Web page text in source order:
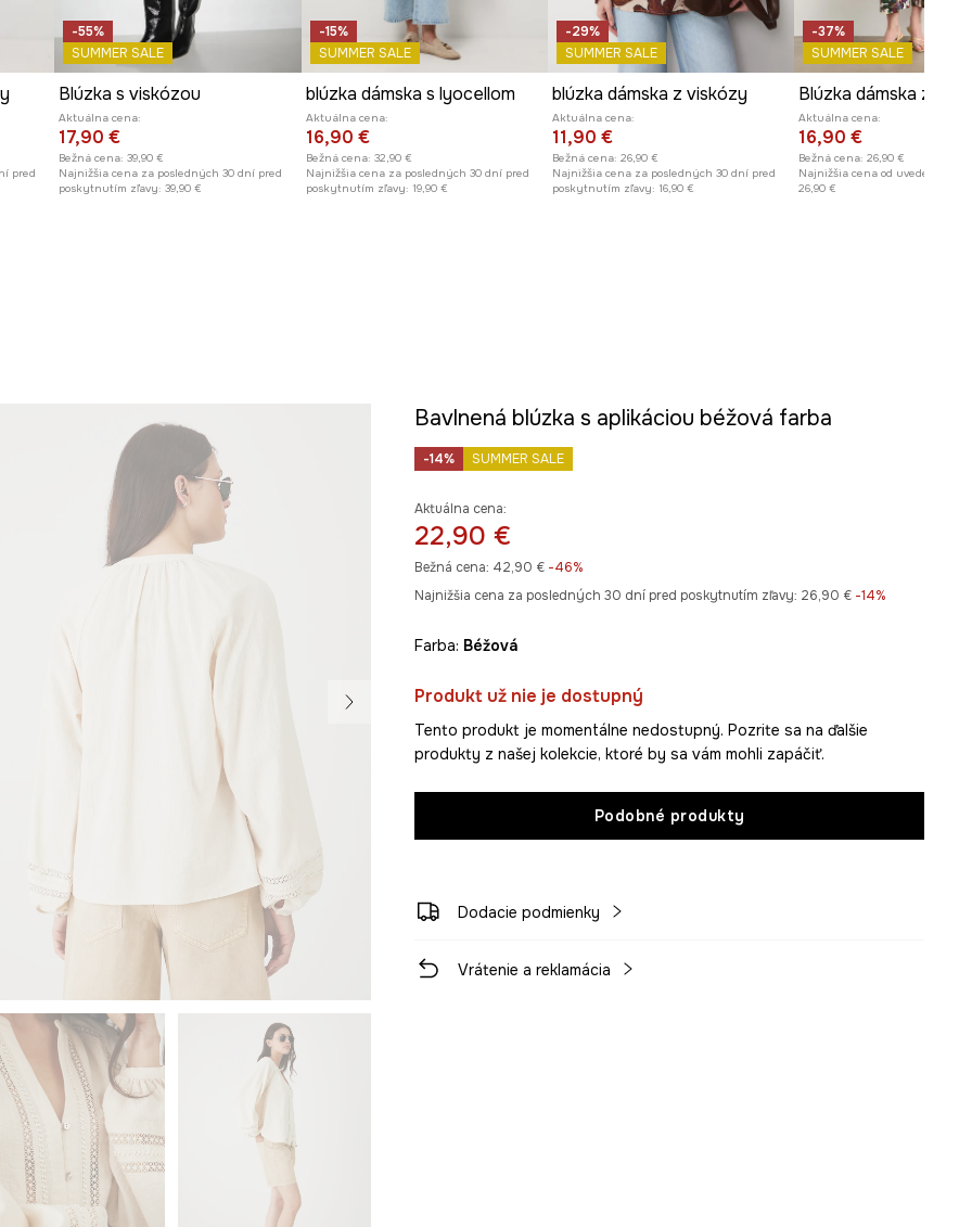
pred
-55%
SUMMER SALE
Blúzka s viskózou
Aktuálna cena:
17,90 €
Bežná cena: 39,90 €
Najnižšia cena za posledných 30 dní pred
poskytnutím zľavy: 39,90 €
-15%
SUMMER SALE
blúzka dámska s lyocellom
Aktuálna cena:
16,90 €
Bežná cena: 32,90 €
Najnižšia cena za posledných 30 dní pred
poskytnutím zľavy: 19,90 €
-29%
SUMMER SALE
blúzka dámska z viskózy
Aktuálna cena:
11,90 €
Bežná cena: 26,90 €
Najnižšia cena za posledných 30 dní pred
poskytnutím zľavy: 16,90 €
-37%
SUMMER SALE
Blúzka dámska z
Aktuálna cena:
16,90 €
Bežná cena: 26,90 €
Najnižšia cena od uvedenia do
26,90 €
Bavlnená blúzka s aplikáciou béžová farba
-14% SUMMER SALE
Aktuálna cena:
22,90 €
Bežná cena: 42,90 €-46%
Najnižšia cena za posledných 30 dní pred poskytnutím zľavy: 26,90 € -14%
Farba: béžová
Produkt už nie je dostupný
Tento produkt je momentálne nedostupný. Pozrite sa na ďalšie
produkty z našej kolekcie, ktoré by sa vám mohli zapáčiť.
Podobné produkty
Dodacie podmienky
Vrátenie a reklamácia